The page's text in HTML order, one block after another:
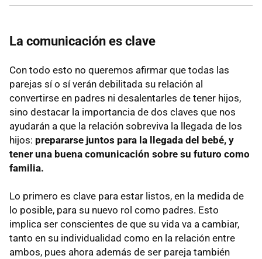
La comunicación es clave
Con todo esto no queremos afirmar que todas las
parejas sí o sí verán debilitada su relación al
convertirse en padres ni desalentarles de tener hijos,
sino destacar la importancia de dos claves que nos
ayudarán a que la relación sobreviva la llegada de los
hijos: prepararse juntos para la llegada del bebé, y
tener una buena comunicación sobre su futuro como
familia.
Lo primero es clave para estar listos, en la medida de
lo posible, para su nuevo rol como padres. Esto
implica ser conscientes de que su vida va a cambiar,
tanto en su individualidad como en la relación entre
ambos, pues ahora además de ser pareja también